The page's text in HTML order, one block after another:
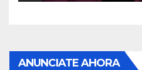
ANUNCIATE AHORA